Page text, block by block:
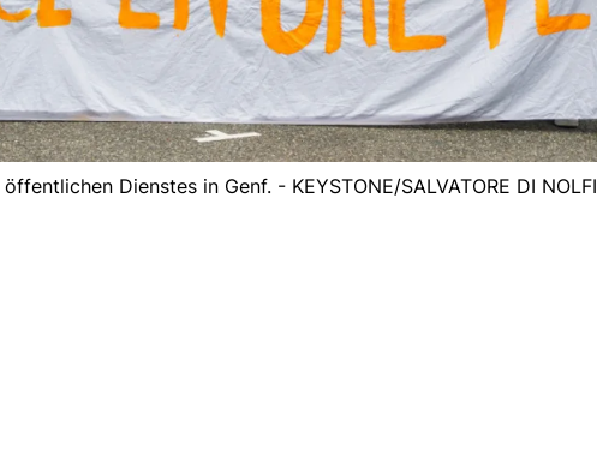
Dienstes in Genf. - KEYSTONE/SALVATORE DI NOLFI